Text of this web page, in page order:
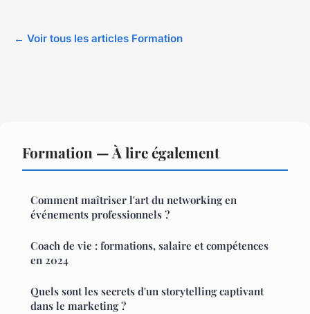
← Voir tous les articles Formation
Formation — À lire également
Comment maîtriser l'art du networking en
événements professionnels ?
Coach de vie : formations, salaire et compétences
en 2024
Quels sont les secrets d'un storytelling captivant
dans le marketing ?